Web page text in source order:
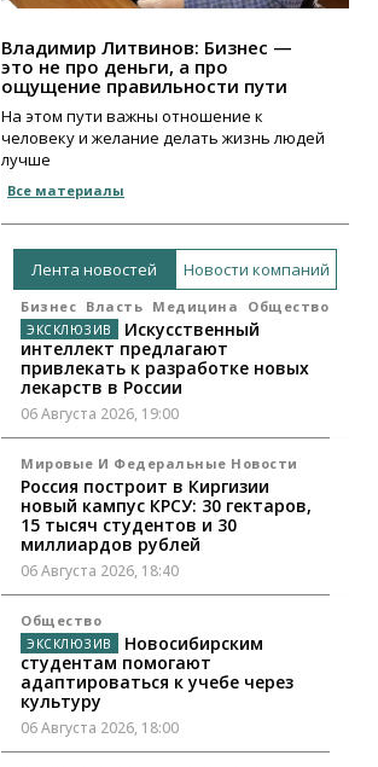
Владимир Литвинов: Бизнес —
это не про деньги, а про
ощущение правильности пути
На этом пути важны отношение к
человеку и желание делать жизнь людей
лучше
Все материалы
Лента новостей Новости компаний
Бизнес Власть Медицина Общество
Искусственный
интеллект предлагают
привлекать к разработке новых
лекарств в России
06 Августа 2026, 19:00
Мировые И Федеральные Новости
Россия построит в Киргизии
новый кампус КРСУ: 30 гектаров,
15 тысяч студентов и 30
миллиардов рублей
06 Августа 2026, 18:40
Общество
Новосибирским
студентам помогают
адаптироваться к учебе через
культуру
06 Августа 2026, 18:00